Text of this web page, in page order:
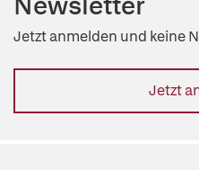
Jetzt anmelden und keine
Jetzt